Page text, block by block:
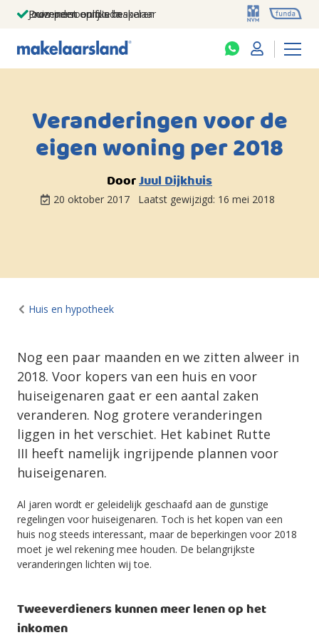
Jouw persoonlijke makelaar
Duizenden euro's besparen
Prominent op funda
Veranderingen voor de
eigen woning per 2018
DoorJuul Dijkhuis
20 oktober 2017 Laatst gewijzigd: 16 mei 2018
Huis en hypotheek
Nog een paar maanden en we zitten alweer in
2018. Voor kopers van een huis en voor
huiseigenaren gaat er een aantal zaken
veranderen. Nog grotere veranderingen
liggen in het verschiet. Het kabinet Rutte
III heeft namelijk ingrijpende plannen voor
huiseigenaren.
Al jaren wordt er geleidelijk geschaafd aan de gunstige
regelingen voor huiseigenaren. Toch is het kopen van een
huis nog steeds interessant, maar de beperkingen voor 2018
moet je wel rekening mee houden. De belangrijkste
veranderingen lichten wij toe.
Tweeverdieners kunnen meer lenen op het
inkomen